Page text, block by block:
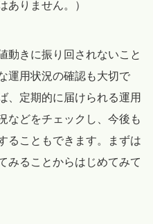
ありません。）
動きに振り回されないこと
運用状況の確認も大切で
、定期的に届けられる運用
などをチェックし、今後も
ることもできます。まずは
みることからはじめてみて